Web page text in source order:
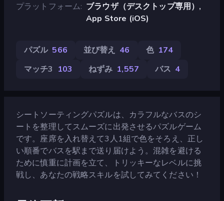
プラットフォーム ブラウザ（デスクトップ専用）,
App Store (iOS)
パズル 566 並び替え 46 色 174
マッチ3 103 ねずみ 1,557 バス 4
シートソーティングパズルは、カラフルなバスのシ
ートを整理してスムーズに出発させるパズルゲーム
です。座席を入れ替えて3人1組で色をそろえ、正し
い順番でバスを駅まで送り届けよう。混雑を避ける
ために慎重に計画を立て、トリッキーなレベルに挑
戦し、あなたの戦略スキルを試してみてください！